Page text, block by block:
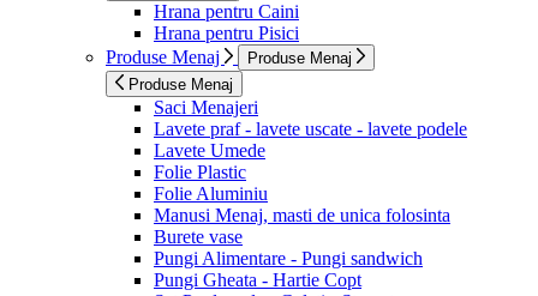
Hrana pentru Caini
Hrana pentru Pisici
Produse Menaj
Produse Menaj
Produse Menaj
Saci Menajeri
Lavete praf - lavete uscate - lavete podele
Lavete Umede
Folie Plastic
Folie Aluminiu
Manusi Menaj, masti de unica folosinta
Burete vase
Pungi Alimentare - Pungi sandwich
Pungi Gheata - Hartie Copt